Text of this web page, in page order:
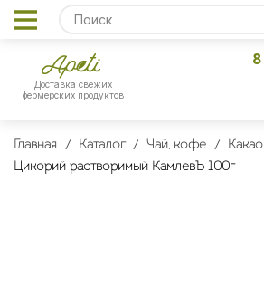
Доставка свежих
фермерских продуктов
Главная Каталог Чай, кофе
Цикорий растворимый КамлевЪ 100г